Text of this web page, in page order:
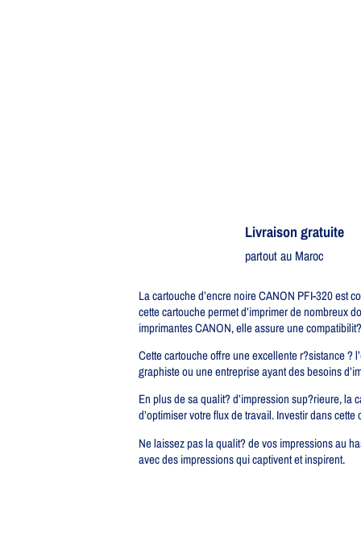
Livraison gratuite​
partout au Maroc
La cartouche d’encre noire CANON PFI-320 est
cette cartouche permet d’imprimer de nombreux
imprimantes CANON, elle assure une
Cette cartouche offre une excellente r?sistance ?
graphiste ou une entreprise ayant des besoins
En plus de sa qualit? d’impression sup?rieure, la
d’optimiser votre flux de travail. Investir dans
Ne laissez pas la qualit? de vos impressions au
avec des impressions qui captivent et inspirent.